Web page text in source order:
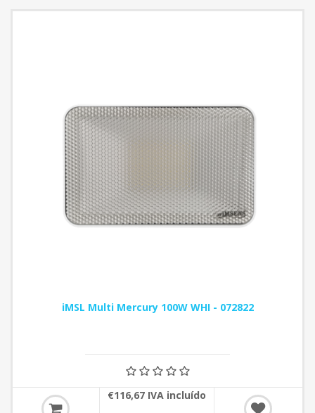
iMSL Multi Mercury 100W WHI - 072822
€116,67 IVA incluído